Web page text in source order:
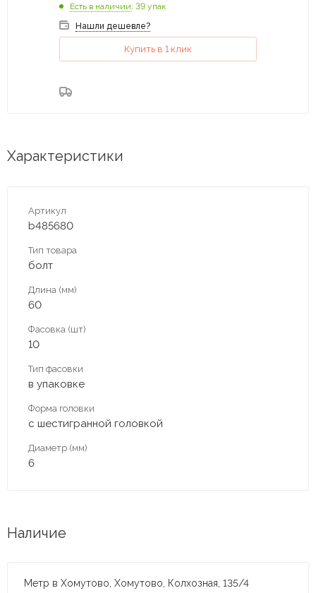
Есть в наличии: 39 упак
Нашли дешевле?
Купить в 1 клик
Характеристики
Артикул
b485680
Тип товара
болт
Длина (мм)
60
Фасовка (шт)
10
Тип фасовки
в упаковке
Форма головки
с шестигранной головкой
Диаметр (мм)
6
Наличие
Метр в Хомутово, Хомутово, Колхозная, 135/4